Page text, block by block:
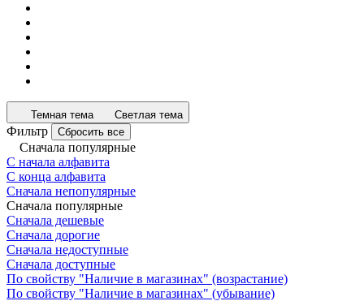
Темная тема Светлая тема
Фильтр Сбросить все
Сначала популярные
С начала алфавита
С конца алфавита
Сначала непопулярные
Сначала популярные
Сначала дешевые
Сначала дорогие
Сначала недоступные
Сначала доступные
По свойству "Наличие в магазинах" (возрастание)
По свойству "Наличие в магазинах" (убывание)